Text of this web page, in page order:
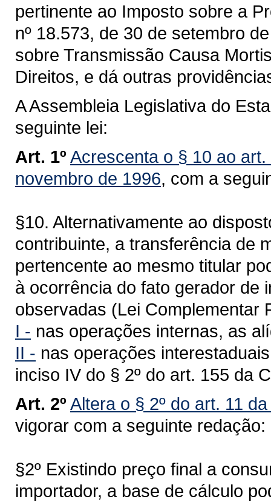
pertinente ao Imposto sobre a
nº 18.573, de 30 de setembro
sobre Transmissão Causa
Direitos, e dá outras
A Assembleia Legislativa do
seguinte lei:
Art. 1º Acrescenta o § 10 ao art.
novembro de 1996, com a
§10. Alternativamente ao
contribuinte, a transferência de
pertencente ao mesmo titular
à ocorrência do fato gerador de
observadas (Lei Complementar
I - nas operações internas, as
II - nas operações
inciso IV do § 2º do art. 155 da
Art. 2º Altera o § 2º do art. 11
vigorar com a seguinte redação:
§2º Existindo preço final a
importador, a base de cálculo